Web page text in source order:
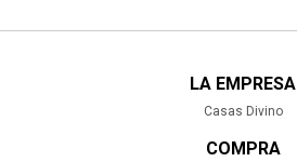
LA EMPRESA
Casas Divino
COMPRA